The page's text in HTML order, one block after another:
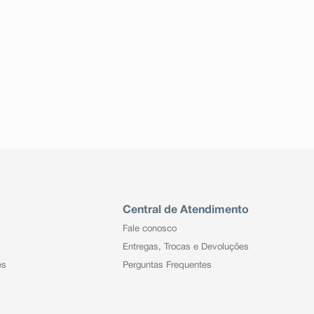
Central de Atendimento
Fale conosco
Entregas, Trocas e Devoluções
Perguntas Frequentes